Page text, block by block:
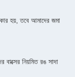
হয়, তবে আমাদের জমা
নিয়মিত রঙ সাদা